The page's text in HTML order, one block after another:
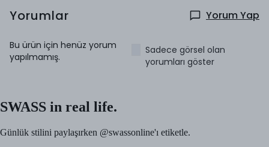
Yorumlar Yorum Yap
Bu ürün için henüz yorum
yapılmamış.
Sadece görsel olan
yorumları göster